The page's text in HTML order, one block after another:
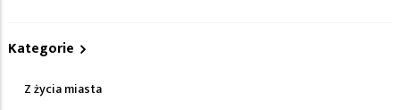
Kategorie
Z życia miasta